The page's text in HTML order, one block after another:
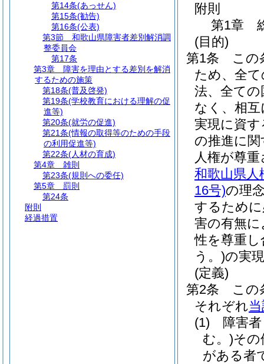
附則
第1章
(目的)
第1条
この
ため、全
法、全て
なく、相
実現に資
の推進に
人権が尊
和歌山県
16号)の理
するため
害の有無
性を尊重
う。)の実
(定義)
第2条
この
それぞれ
(1)
障害
む。)その
がある者
第14条(あっせん)
第15条(勧告)
第16条(公表)
第3節
和歌山県障害者差別解消調
整委員会
第17条
第3章
障害を理由とする差別を解消
するための施策
第18条(普及啓発)
第19条(学校教育における理解の促
進等)
第20条(就労の促進)
第21条(情報の取得等のための手段
の利用促進等)
第22条(人材の育成)
第4章
雑則
第23条(規則への委任)
第5章
罰則
第24条
附則
経過措置